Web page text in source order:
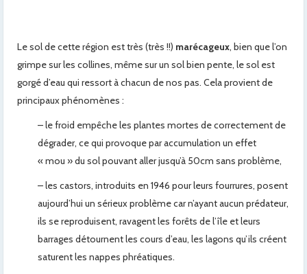
Le sol de cette région est très (très !!) marécageux, bien que l’on
grimpe sur les collines, même sur un sol bien pente, le sol est
gorgé d’eau qui ressort à chacun de nos pas. Cela provient de
principaux phénomènes :
– le froid empêche les plantes mortes de correctement de
dégrader, ce qui provoque par accumulation un effet
« mou » du sol pouvant aller jusqu’à 50cm sans problème,
– les castors, introduits en 1946 pour leurs fourrures, posent
aujourd’hui un sérieux problème car n’ayant aucun prédateur,
ils se reproduisent, ravagent les forêts de l’île et leurs
barrages détournent les cours d’eau, les lagons qu’ils créent
saturent les nappes phréatiques.